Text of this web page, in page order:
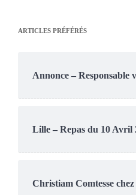
ARTICLES PRÉFÉRÉS
Annonce – Responsable
Lille – Repas du 10 Avril
Christiam Comtesse